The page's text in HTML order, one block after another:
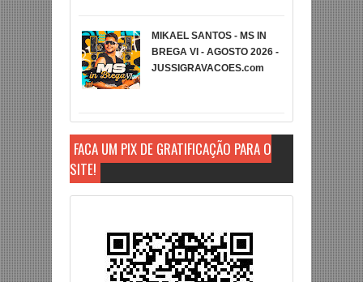
MIKAEL SANTOS - MS IN
BREGA VI - AGOSTO 2026 -
JUSSIGRAVACOES.com
FAÇA UM PIX DE GRATIFICAÇÃO PARA O
SITE!